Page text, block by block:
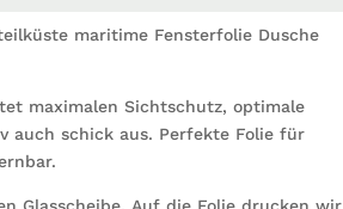
maritime Fensterfolie Dusche
maximalen Sichtschutz, optimale
auch schick aus. Perfekte Folie für